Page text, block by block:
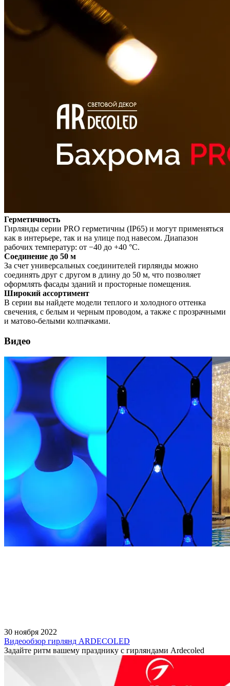
Герметичность
Гирлянды серии PRO герметичны (IP65) и могут применяться
как в интерьере, так и на улице под навесом. Диапазон
рабочих температур: от −40 до +40 °C.
Соединение до 50 м
За счет универсальных соединителей гирлянды можно
соединять друг с другом в длину до 50 м, что позволяет
оформлять фасады зданий и просторные помещения.
Широкий ассортимент
В серии вы найдете модели теплого и холодного оттенка
свечения, с белым и черным проводом, а также с прозрачными
и матово-белыми колпачками.
Видео
30 ноября 2022
Видеообзор гирлянд ARDECOLED
Задайте ритм вашему празднику с гирляндами Ardecoled